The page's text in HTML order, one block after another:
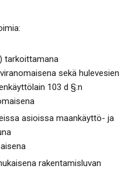
tarkoittamana
sekä hulevesien
103 d §:n
asioissa maankäyttö- ja
rakentamisluvan